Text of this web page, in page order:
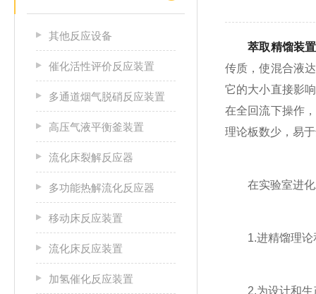
其他反应设备
催化活性评价反应装置
多通道烟气脱硝反应装置
高压气液平衡釜装置
流化床裂解反应器
多功能热解流化反应器
移动床反应装置
流化床反应装置
加氢催化反应装置
萃取精馏装置
传质，使混合液
它的大小直接影
在全回流下操作
理论板数少，易
在实验室进化
1.进精馏理论
2.为设计和生产